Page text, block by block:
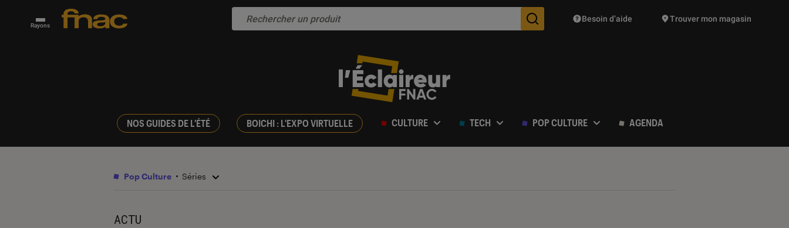
Rayons Des suggestions de produits vont vous être proposées
Besoin d’aide Trouver mon magasin
NOS GUIDES DE L'ÉTÉ BOICHI : L'EXPO VIRTUELLE CULTURE TECH POP CULTURE AGENDA
Pop Culture Séries
ACTU